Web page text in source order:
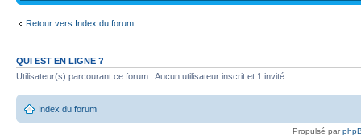
Retour vers Index du forum
QUI EST EN LIGNE ?
Utilisateur(s) parcourant ce forum : Aucun utilisateur inscrit et 1 invité
Index du forum
Propulsé par